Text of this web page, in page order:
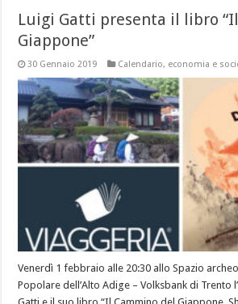
Luigi Gatti presenta il libro
Giappone”
30 Gennaio 2019 Calendario, economia e
Venerdì 1 febbraio alle 20:30 allo Spazio
Popolare dell’Alto Adige – Volksbank di Trento